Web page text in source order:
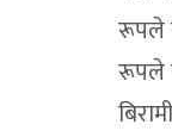
रूपले
रूपले